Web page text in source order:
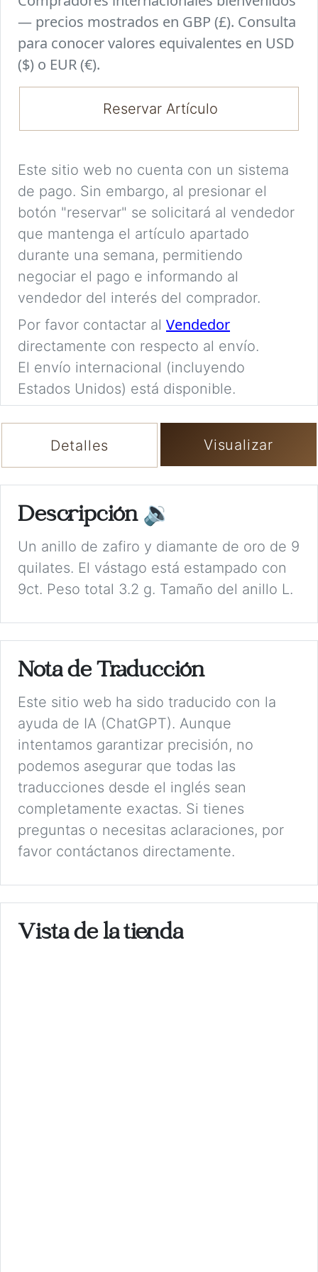
— precios mostrados en GBP (£). Consulta
para conocer valores equivalentes en USD
($) o EUR (€).
Reservar Artículo
Este sitio web no cuenta con un sistema
de pago. Sin embargo, al presionar el
botón "reservar" se solicitará al vendedor
que mantenga el artículo apartado
durante una semana, permitiendo
negociar el pago e informando al
vendedor del interés del comprador.
Por favor contactar al Vendedor
directamente con respecto al envío.
El envío internacional (incluyendo
Estados Unidos) está disponible.
Detalles Visualizar
Descripción 🔉
Un anillo de zafiro y diamante de oro de 9
quilates. El vástago está estampado con
9ct. Peso total 3.2 g. Tamaño del anillo L.
Nota de Traducción
Este sitio web ha sido traducido con la
ayuda de IA (ChatGPT). Aunque
intentamos garantizar precisión, no
podemos asegurar que todas las
traducciones desde el inglés sean
completamente exactas. Si tienes
preguntas o necesitas aclaraciones, por
favor contáctanos directamente.
Vista de la tienda